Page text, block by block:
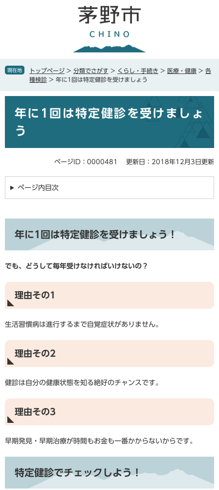
で
ば
本
現在地 トップページ > 分類でさがす > くらし・手続き > 医療・健康 > 各
種検診 > 年に1回は特定健診を受けましょう
年に1回は特定健診を受けましょ
う
ページID：0000481 更新日：2018年12月3日更新
ページ内目次
年に1回は特定健診を受けましょう！
でも、どうして毎年受けなければいけないの？
理由その1
生活習慣病は進行するまで自覚症状がありません。
理由その2
健診は自分の健康状態を知る絶好のチャンスです。
理由その3
早期発見・早期治療が時間もお金も一番かからないからです。
特定健診でチェックしよう！